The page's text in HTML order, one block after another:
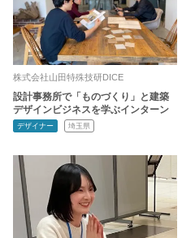
株式会社山田特殊技研DICE
設計事務所で「ものづくり」と建築
デザインビジネスを学ぶインターン
デザイナー 埼玉県